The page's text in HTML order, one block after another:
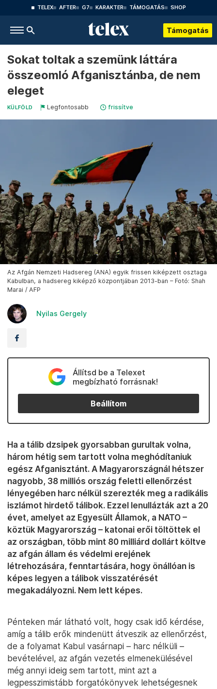
TELEX AFTER G7 KARAKTER TÁMOGATÁS SHOP
Támogatás
Sokat toltak a szemünk láttára
összeomló Afganisztánba, de nem
eleget
KÜLFÖLD Legfontosabb frissítve
Az Afgán Nemzeti Hadsereg (ANA) egyik frissen kiképzett osztaga
Kabulban, a hadsereg kiképző központjában 2013-ban – Fotó: Shah
Marai / AFP
Nyilas Gergely
Állítsd be a Telexet
megbízható forrásnak!
Beállítom
Ha a tálib dzsipek gyorsabban gurultak volna,
három hétig sem tartott volna meghódítaniuk
egész Afganisztánt. A Magyarországnál hétszer
nagyobb, 38 milliós ország feletti ellenőrzést
lényegében harc nélkül szerezték meg a radikális
iszlámot hirdető tálibok. Ezzel lenullázták azt a 20
évet, amelyet az Egyesült Államok, a NATO –
köztük Magyarország – katonai erői töltöttek el
az országban, több mint 80 milliárd dollárt költve
az afgán állam és védelmi erejének
létrehozására, fenntartására, hogy önállóan is
képes legyen a tálibok visszatérését
megakadályozni. Nem lett képes.
Pénteken már látható volt, hogy csak idő kérdése,
amíg a tálib erők mindenütt átveszik az ellenőrzést,
de a folyamat Kabul vasárnapi – harc nélküli –
bevételével, az afgán vezetés elmenekülésével
még annyi ideig sem tartott, mint azt a
legpesszimistább forgatókönyvek lehetségesnek